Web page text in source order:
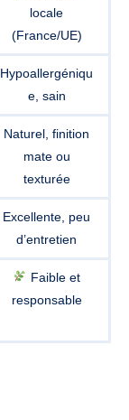
locale
(France/UE)
Hypoallergéniqu
e, sain
Naturel, finition
mate ou
texturée
Excellente, peu
d’entretien
Faible et
responsable